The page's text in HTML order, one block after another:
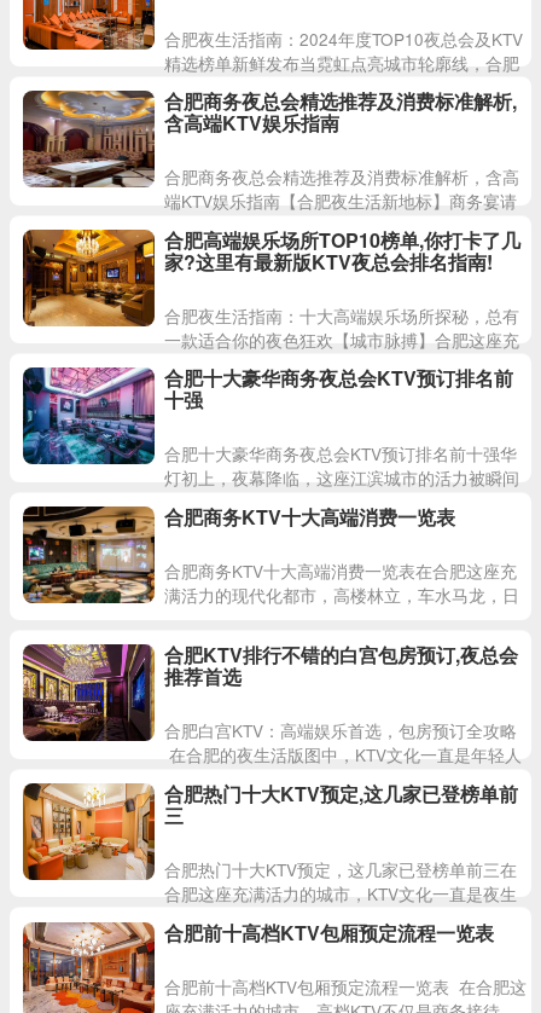
合肥夜生活指南：2024年度TOP10夜总会及KTV
精选榜单新鲜发布当霓虹点亮城市轮廓线，合肥
的夜幕便化作流动的盛宴。华灯初上时分，三河
湾畔的微风裹挟
合肥商务夜总会精选推荐及消费标准解析,
含高端KTV娱乐指南
合肥商务夜总会精选推荐及消费标准解析，含高
端KTV娱乐指南【合肥夜生活新地标】商务宴请
与社交聚会的理想之选合肥作为长三角经济圈的
重要城市，其夜经济发展
合肥高端娱乐场所TOP10榜单,你打卡了几
家?这里有最新版KTV夜总会排名指南!
合肥夜生活指南：十大高端娱乐场所探秘，总有
一款适合你的夜色狂欢【城市脉搏】合肥这座充
满活力的都市，在快节奏的工作之余，总能为追
求品质生活的都市人提供独
合肥十大豪华商务夜总会KTV预订排名前
十强
合肥十大豪华商务夜总会KTV预订排名前十强华
灯初上，夜幕降临，这座江滨城市的活力被瞬间
点燃。当车水马龙渐渐沉淀，取而代之的是街头
巷尾渐次亮起的霓虹，与
合肥商务KTV十大高端消费一览表
合肥商务KTV十大高端消费一览表在合肥这座充
满活力的现代化都市，高楼林立，车水马龙，日
幕降临，华灯初上，这座
合肥KTV排行不错的白宫包房预订,夜总会
推荐首选
合肥白宫KTV：高端娱乐首选，包房预订全攻略
在合肥的夜生活版图中，KTV文化一直是年轻人
和商务人士社交娱乐的重要选择。而在众多KTV
品牌
合肥热门十大KTV预定,这几家已登榜单前
三
合肥热门十大KTV预定，这几家已登榜单前三在
合肥这座充满活力的城市，KTV文化一直是夜生
活的重要组成部分。随着消费需求的升级，越来
越多的KTV品牌开始
合肥前十高档KTV包厢预定流程一览表
合肥前十高档KTV包厢预定流程一览表 在合肥这